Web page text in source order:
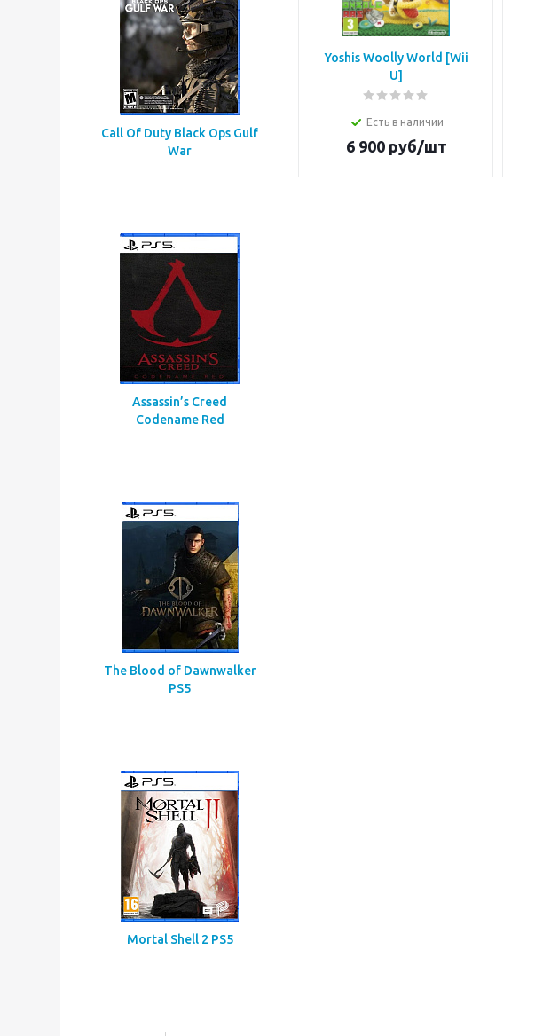
Call Of Duty Black Ops Gulf
War
Assassin’s Creed
Codename Red
The Blood of Dawnwalker
PS5
Mortal Shell 2 PS5
Yoshis Woolly World [Wii
U]
Есть в наличии
6 900руб/шт